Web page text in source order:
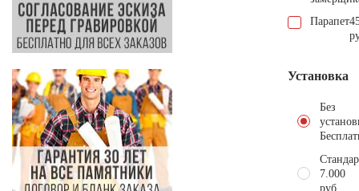
Парапет
Установка
Без
7.000
руб.